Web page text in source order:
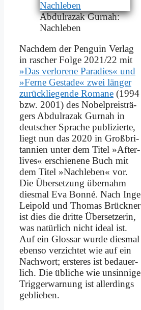
Ab­dul­razak Gur­nah:
Nach­le­ben
Nach­dem der Pen­gu­in Ver­lag
in ra­scher Fol­ge 2021/22 mit
»Das ver­lo­re­ne Pa­ra­dies« und
»Fer­ne Ge­sta­de« zwei län­ger
zu­rück­lie­gen­de Ro­ma­ne (1994
bzw. 2001) des No­bel­preis­trä­
gers Ab­dul­razak Gur­nah in
deut­scher Spra­che pu­bli­zier­te,
liegt nun das 2020 in Groß­bri­
tan­ni­en un­ter dem Ti­tel »Af­ter­
li­ves« er­schie­ne­ne Buch mit
dem Ti­tel »Nach­le­ben« vor.
Die Über­set­zung über­nahm
dies­mal Eva Bon­né. Nach In­ge
Lei­pold und Tho­mas Brück­ner
ist dies die drit­te Über­set­ze­rin,
was na­tür­lich nicht ide­al ist.
Auf ein Glos­sar wur­de dies­mal
eben­so ver­zich­tet wie auf ein
Nach­wort; er­ste­res ist be­dau­er­
lich. Die üb­li­che wie un­sin­ni­ge
Trig­ger­war­nung ist al­ler­dings
ge­blie­ben.